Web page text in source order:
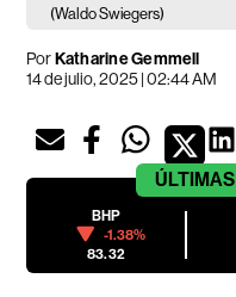
(Waldo Swiegers)
PorKatharine Gemmell
14 de julio, 2025 | 02:44 AM
ÚLTIMAS
BHP
-1.38%
83.32